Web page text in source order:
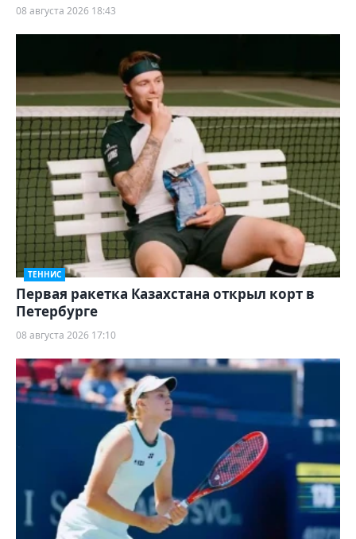
08 августа 2026 18:43
ТЕННИС
Первая ракетка Казахстана открыл корт в
Петербурге
08 августа 2026 17:10